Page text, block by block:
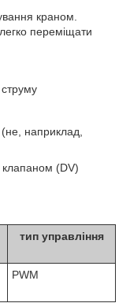
краном.
переміщати
наприклад,
клапаном (DV)
тип управління
PWM